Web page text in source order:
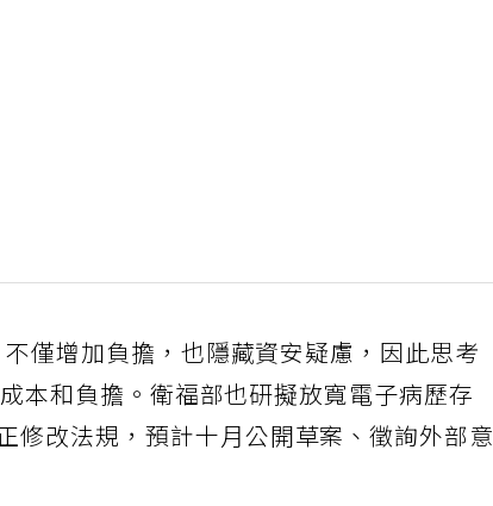
僅增加負擔，也隱藏資安疑慮，因此思考
本和負擔。衛福部也研擬放寬電子病歷存
修改法規，預計十月公開草案、徵詢外部意